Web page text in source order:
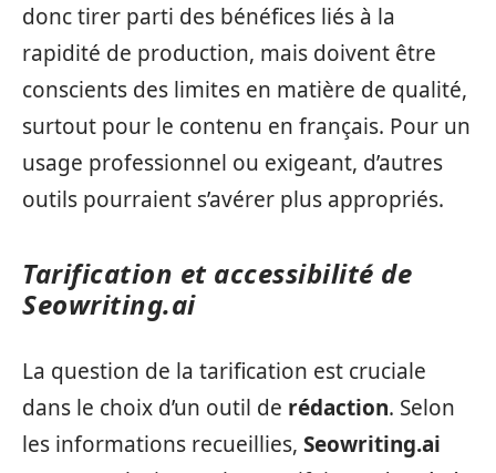
donc tirer parti des bénéfices liés à la
rapidité de production, mais doivent être
conscients des limites en matière de qualité,
surtout pour le contenu en français. Pour un
usage professionnel ou exigeant, d’autres
outils pourraient s’avérer plus appropriés.
Tarification et accessibilité de
Seowriting.ai
La question de la tarification est cruciale
dans le choix d’un outil de rédaction. Selon
les informations recueillies, Seowriting.ai